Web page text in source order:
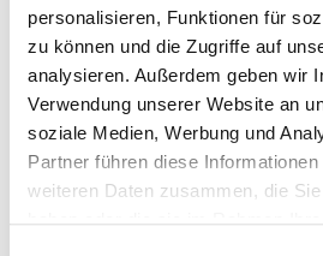
personalisieren, Funktionen für
zu können und die Zugriffe auf
analysieren. Außerdem geben wir
Verwendung unserer Website an
soziale Medien, Werbung und
Partner führen diese
weiteren Daten zusammen, die
haben oder die sie im Rahmen
Der 57jährige Gernot Zehner ist